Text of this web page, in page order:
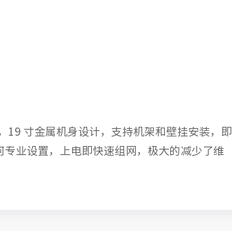
19 寸金属机身设计，支持机架和壁挂安装，即
专业设置，上电即快速组网，极大的减少了维